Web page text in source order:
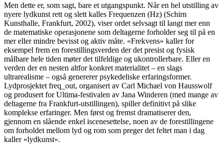
Men dette er, som sagt, bare et utgangspunkt. Når en hel utstilling av
nyere lydkunst rett og slett kalles Frequenzen (Hz) (Schirn
Kunsthalle, Frankfurt, 2002), viser ordet selvsagt til langt mer enn
de matematiske operasjonene som deltagerne forholder seg til på en
mer eller mindre bevisst og aktiv måte. «Frekvens» kaller for
eksempel frem en forestillingsverden der det presist og fysisk
målbare hele tiden møter det tilfeldige og ukontrollerbare. Eller en
verden der en nesten altfor konkret materialitet – en slags
ultrarealisme – også genererer psykedeliske erfaringsformer.
Lydprosjektet freq_out, organisert av Carl Michael von Hausswolf
og produsert for Ultima-festivalen av Jana Winderen (med mange av
deltagerne fra Frankfurt-utstillingen), spiller definitivt på slike
komplekse erfaringer. Men først og fremst dramatiserer den,
gjennom en slående enkel iscenesettelse, noen av de forestillingene
om forholdet mellom lyd og rom som preger det feltet man i dag
kaller «lydkunst».